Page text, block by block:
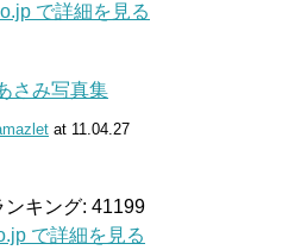
で詳細を見る
さみ写真集
at 11.04.27
ンキング: 41199
で詳細を見る